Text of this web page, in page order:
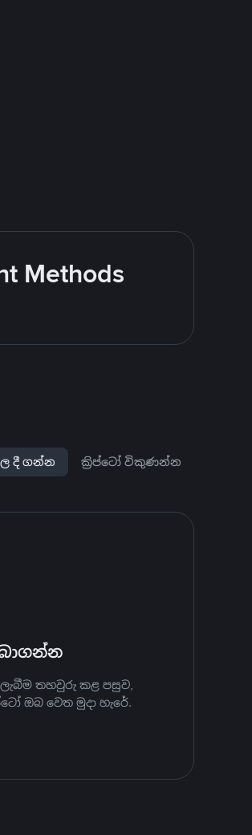
Methods
දී ගන්න ක්‍රිප්ටෝ විකුණන්න
තහවුරු කළ පසුව,
ඔබ වෙත මුදා හැරේ.